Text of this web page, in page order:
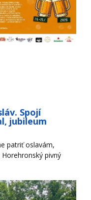
Spojí
jubileum
patriť oslavám,
pivný